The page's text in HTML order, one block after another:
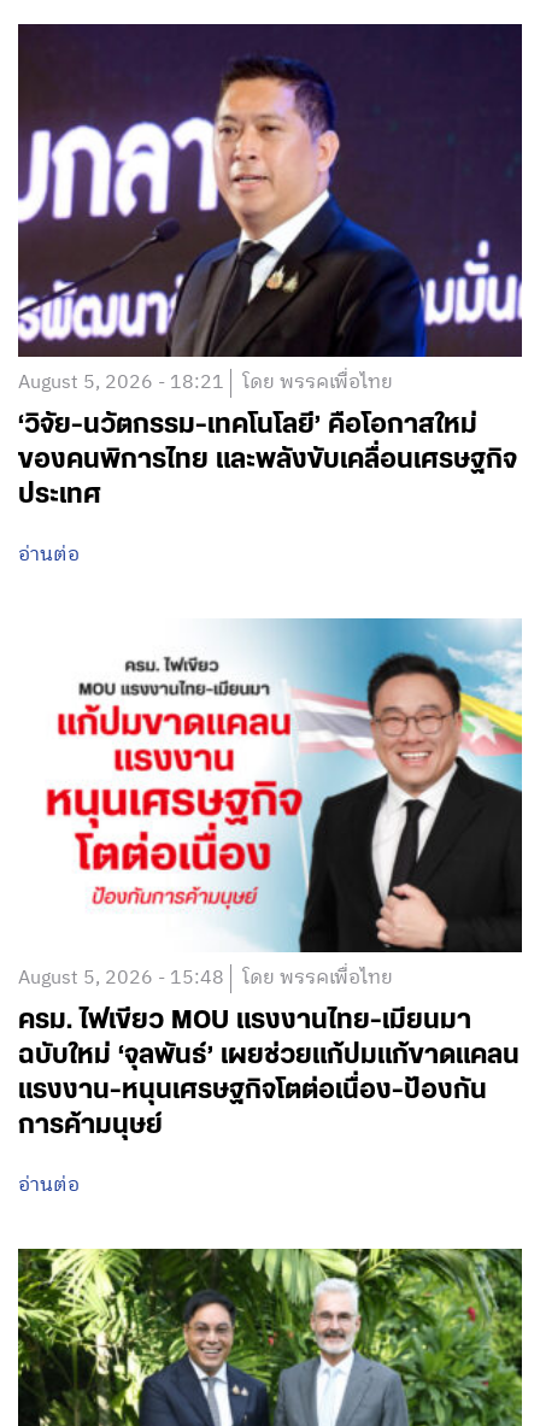
August 5, 2026 - 18:21 โดย พรรคเพื่อไทย
‘วิจัย-นวัตกรรม-เทคโนโลยี’ คือโอกาสใหม่
ของคนพิการไทย และพลังขับเคลื่อนเศรษฐกิจ
ประเทศ
อ่านต่อ
August 5, 2026 - 15:48 โดย พรรคเพื่อไทย
ครม. ไฟเขียว MOU แรงงานไทย-เมียนมา
ฉบับใหม่ ‘จุลพันธ์’ เผยช่วยแก้ปมแก้ขาดแคลน
แรงงาน-หนุนเศรษฐกิจโตต่อเนื่อง-ป้องกัน
การค้ามนุษย์
อ่านต่อ